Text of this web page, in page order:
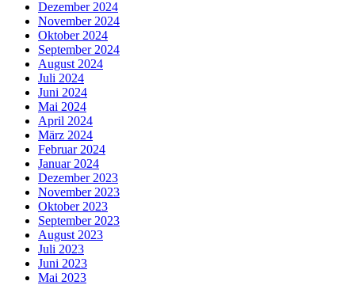
Dezember 2024
November 2024
Oktober 2024
September 2024
August 2024
Juli 2024
Juni 2024
Mai 2024
April 2024
März 2024
Februar 2024
Januar 2024
Dezember 2023
November 2023
Oktober 2023
September 2023
August 2023
Juli 2023
Juni 2023
Mai 2023